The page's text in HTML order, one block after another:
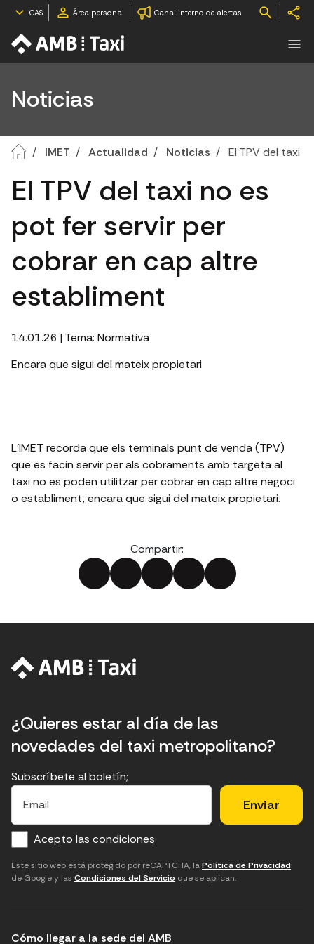
CAS Área personal Canal interno de alertas
Noticias
IMET Actualidad Noticias El TPV del taxi
El TPV del taxi no es
pot fer servir per
cobrar en cap altre
establiment
14.01.26 | Tema: Normativa
Encara que sigui del mateix propietari
L’IMET recorda que els terminals punt de venda (TPV)
que es facin servir per als cobraments amb targeta al
taxi no es poden utilitzar per cobrar en cap altre negoci
o establiment, encara que sigui del mateix propietari.
Compartir:
¿Quieres estar al día de las
novedades del taxi metropolitano?
E
f
o
r
m
i
E
c
a
m
p
r
H
u
d
'
a
e
×
Subscríbete al boletín;
E
a
i
l
Acepto las condiciones
Este sitio web está protegido por reCAPTCHA, laPolítica de Privacidad
de Google y las Condiciones del Servicio que se aplican.
Cómo llegar a la sede del AMB